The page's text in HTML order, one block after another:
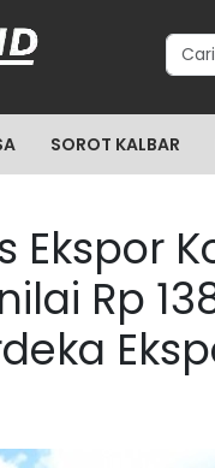
SOROT KALBAR
Ekspor
Rp